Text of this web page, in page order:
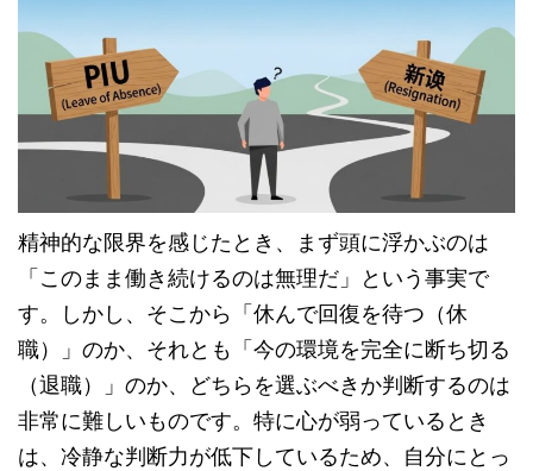
精神的な限界を感じたとき、まず頭に浮かぶのは
「このまま働き続けるのは無理だ」という事実で
す。しかし、そこから「休んで回復を待つ（休
職）」のか、それとも「今の環境を完全に断ち切る
（退職）」のか、どちらを選ぶべきか判断するのは
非常に難しいものです。特に心が弱っているとき
は、冷静な判断力が低下しているため、自分にとっ